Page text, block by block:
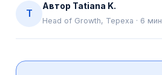
T
Автор Tatiana K.
Head of Growth, Tepexa · 6